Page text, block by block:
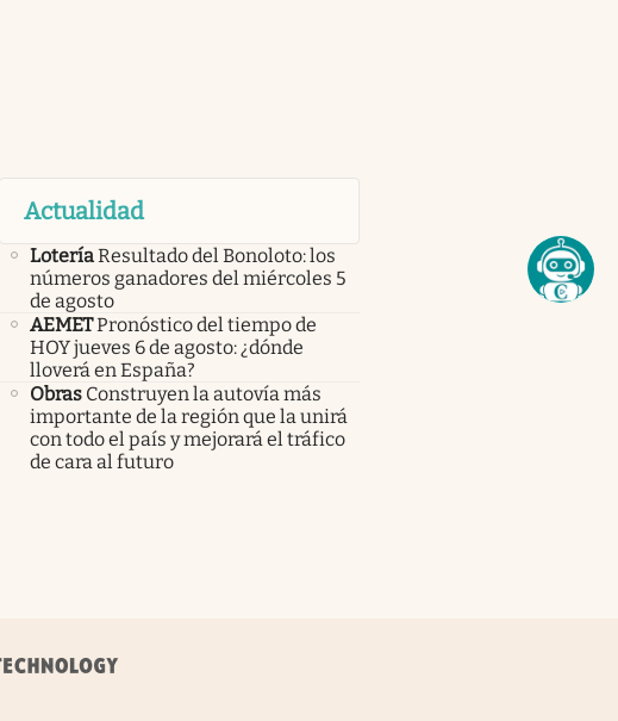
Actualidad
LoteríaResultado del Bonoloto: los
números ganadores del miércoles 5
de agosto
AEMETPronóstico del tiempo de
HOY jueves 6 de agosto: ¿dónde
lloverá en España?
Obras Construyen la autovía más
importante de la región que la unirá
con todo el país y mejorará el tráfico
de cara al futuro